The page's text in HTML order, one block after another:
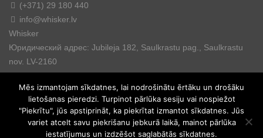
(+371) 29 180 440
info@whisker.lv
Whisker
Юридический адрес: Jubileja 182, Saulkrastu pag., Saulkrastu
nov. LV-2160
© 2025. All rights reserved.
Mēs izmantojam sīkdatnes, lai nodrošinātu ērtāku un drošāku
lietošanas pieredzi. Turpinot pārlūka sesiju vai nospiežot
"Piekrītu", jūs apstiprināt, ka piekrītat izmantot sīkdatnes. Jūs
variet atcelt savu piekrišanu jebkurā laikā, mainot pārlūka
iestatījumus un izdzēšot saglabātās sīkdatnes.